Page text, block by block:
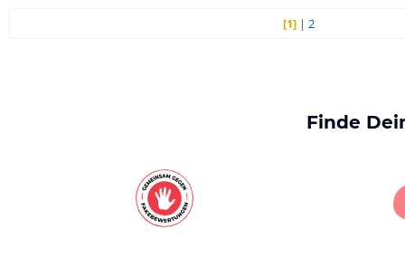
[1] |2
Finde